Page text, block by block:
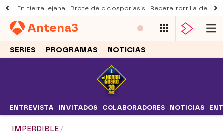
En tierra lejana Brote de ciclosporiasis Receta tortilla de
Antena3
SERIES PROGRAMAS NOTICIAS
ENTREVISTA INVITADOS COLABORADORES NOTICIAS
IMPERDIBLE